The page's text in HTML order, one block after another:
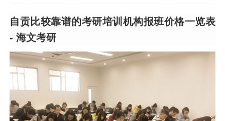
自贡比较靠谱的考研培训机构报班价格一览表
- 海文考研